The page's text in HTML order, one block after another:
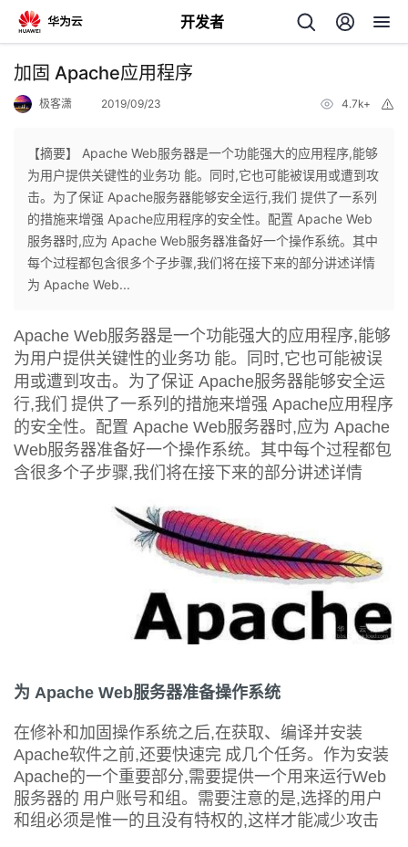
开发者
返
个
人
页
我
开
发
者
我
子
直
播
的
活
动
我
的
关
我
的
我
加固 Apache应用程序
极客潇 2019/09/23 4.7k+
【摘要】 Apache Web服务器是一个功能强大的应用程序,能够
为用户提供关键性的业务功 能。同时,它也可能被误用或遭到攻
击。为了保证 Apache服务器能够安全运行,我们 提供了一系列
的措施来增强 Apache应用程序的安全性。配置 Apache Web
服务器时,应为 Apache Web服务器准备好一个操作系统。其中
每个过程都包含很多个子步骤,我们将在接下来的部分讲述详情
为 Apache Web...
Apache Web服务器是一个功能强大的应用程序,能够
为用户提供关键性的业务功 能。同时,它也可能被误
用或遭到攻击。为了保证 Apache服务器能够安全运
行,我们 提供了一系列的措施来增强 Apache应用程序
的安全性。配置 Apache Web服务器时,应为 Apache
Web服务器准备好一个操作系统。其中每个过程都包
含很多个子步骤,我们将在接下来的部分讲述详情
为 Apache Web服务器准备操作系统
在修补和加固操作系统之后,在获取、编译并安装
Apache软件之前,还要快速完 成几个任务。作为安装
Apache的一个重要部分,需要提供一个用来运行Web
服务器的 用户账号和组。需要注意的是,选择的用户
和组必须是惟一的且没有特权的,这样才能减少攻击